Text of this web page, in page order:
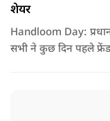
शेयर
Handloom Day:
सभी ने कुछ दिन पहले